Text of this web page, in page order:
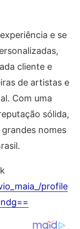
e se
cliente e
de artistas e
Com uma
sólida,
nomes
profile